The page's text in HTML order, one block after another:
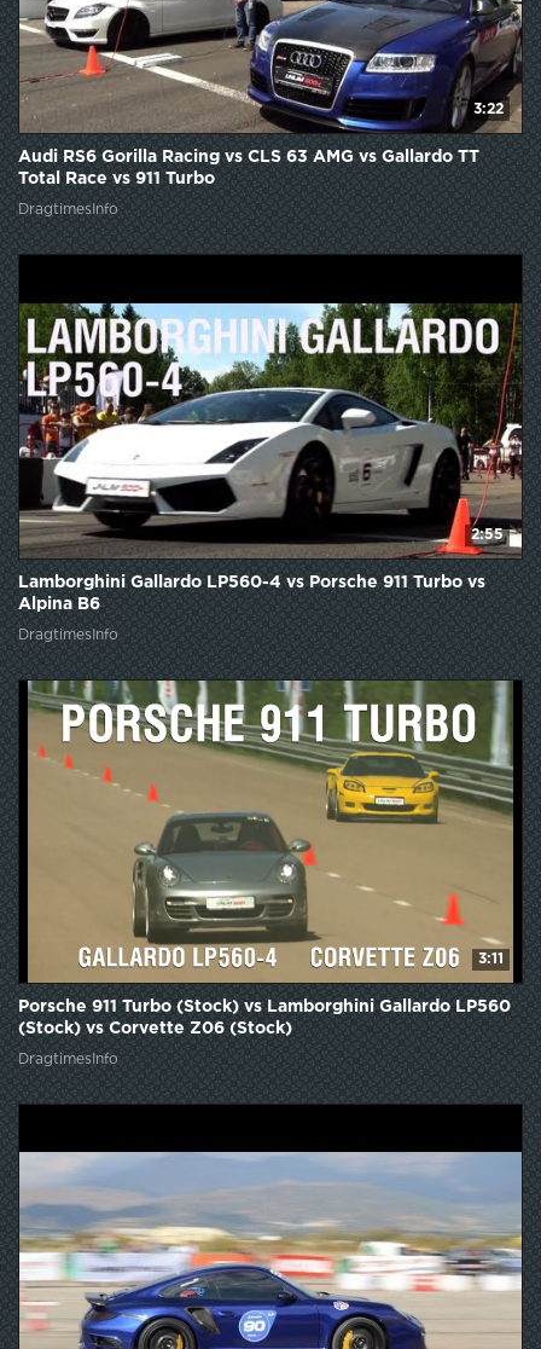
3:22
Audi RS6 Gorilla Racing vs CLS 63 AMG vs Gallardo TT
Total Race vs 911 Turbo
DragtimesInfo
2:55
Lamborghini Gallardo LP560-4 vs Porsche 911 Turbo vs
Alpina B6
DragtimesInfo
3:11
Porsche 911 Turbo (Stock) vs Lamborghini Gallardo LP560
(Stock) vs Corvette Z06 (Stock)
DragtimesInfo